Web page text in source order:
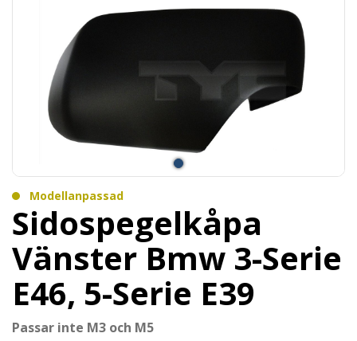
Modellanpassad
Sidospegelkåpa
Vänster Bmw 3-Serie
E46, 5-Serie E39
Passar inte M3 och M5